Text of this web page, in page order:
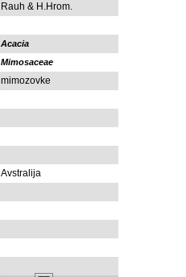
Rauh & H.Hrom.
Acacia
Mimosaceae
mimozovke
Avstralija